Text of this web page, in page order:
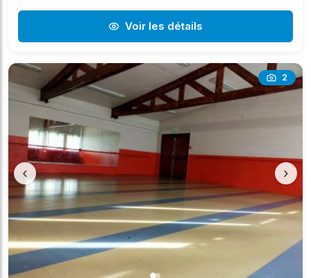
Voir les détails
2
‹ ›